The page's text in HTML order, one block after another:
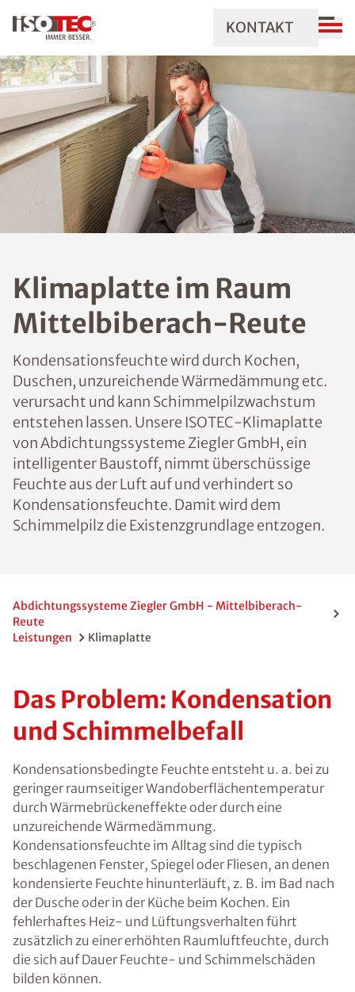
KONTAKT
Klimaplatte im Raum
Mittelbiberach-Reute
Kondensationsfeuchte wird durch Kochen,
Duschen, unzureichende Wärmedämmung etc.
verursacht und kann Schimmelpilzwachstum
entstehen lassen. Unsere ISOTEC-Klimaplatte
von Abdichtungssysteme Ziegler GmbH, ein
intelligenter Baustoff, nimmt überschüssige
Feuchte aus der Luft auf und verhindert so
Kondensationsfeuchte. Damit wird dem
Schimmelpilz die Existenzgrundlage entzogen.
Abdichtungssysteme Ziegler GmbH - Mittelbiberach-
Reute
Leistungen
Klimaplatte
Das Problem: Kondensation
und Schimmelbefall
Kondensationsbedingte Feuchte entsteht u. a. bei zu
geringer raumseitiger Wandoberflächentemperatur
durch Wärmebrückeneffekte oder durch eine
unzureichende Wärmedämmung.
Kondensationsfeuchte im Alltag sind die typisch
beschlagenen Fenster, Spiegel oder Fliesen, an denen
kondensierte Feuchte hinunterläuft, z. B. im Bad nach
der Dusche oder in der Küche beim Kochen. Ein
fehlerhaftes Heiz- und Lüftungsverhalten führt
zusätzlich zu einer erhöhten Raumluftfeuchte, durch
die sich auf Dauer Feuchte- und Schimmelschäden
bilden können.